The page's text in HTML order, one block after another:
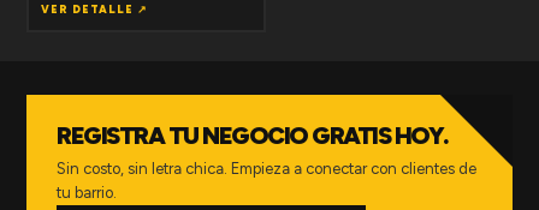
VER DETALLE ↗
REGISTRA TU NEGOCIO GRATIS HOY.
Sin costo, sin letra chica. Empieza a conectar con clientes de
tu barrio.